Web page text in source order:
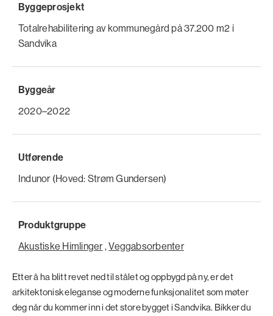
Byggeprosjekt
Totalrehabilitering av kommunegård på 37.200 m2 i
Sandvika
Byggeår
2020–2022
Utførende
Indunor (Hoved: Strøm Gundersen)
Produktgruppe
Akustiske Himlinger,Veggabsorbenter
Etter å ha blitt revet ned til stålet og oppbygd på ny, er det
arkitektonisk eleganse og moderne funksjonalitet som møter
deg når du kommer inn i det store bygget i Sandvika. Bikker du